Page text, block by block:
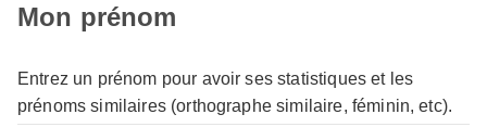
Mon prénom
Entrez un prénom pour avoir ses statistiques et les
prénoms similaires (orthographe similaire, féminin, etc).